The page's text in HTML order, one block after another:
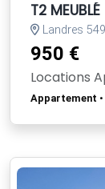
T2 MEUBLÉ
Landres
950 €
Locations
Appartement •